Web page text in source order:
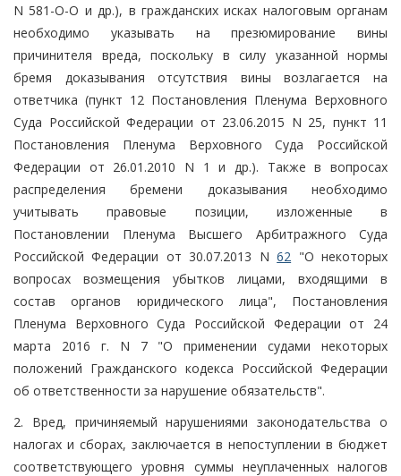
N 581-О-О и др.), в гражданских исках налоговым органам
необходимо указывать на презюмирование вины
причинителя вреда, поскольку в силу указанной нормы
бремя доказывания отсутствия вины возлагается на
ответчика (пункт 12 Постановления Пленума Верховного
Суда Российской Федерации от 23.06.2015 N 25, пункт 11
Постановления Пленума Верховного Суда Российской
Федерации от 26.01.2010 N 1 и др.). Также в вопросах
распределения бремени доказывания необходимо
учитывать правовые позиции, изложенные в
Постановлении Пленума Высшего Арбитражного Суда
Российской Федерации от 30.07.2013 N62 "О некоторых
вопросах возмещения убытков лицами, входящими в
состав органов юридического лица", Постановления
Пленума Верховного Суда Российской Федерации от 24
марта 2016 г. N 7 "О применении судами некоторых
положений Гражданского кодекса Российской Федерации
об ответственности за нарушение обязательств".
2. Вред, причиняемый нарушениями законодательства о
налогах и сборах, заключается в непоступлении в бюджет
соответствующего уровня суммы неуплаченных налогов